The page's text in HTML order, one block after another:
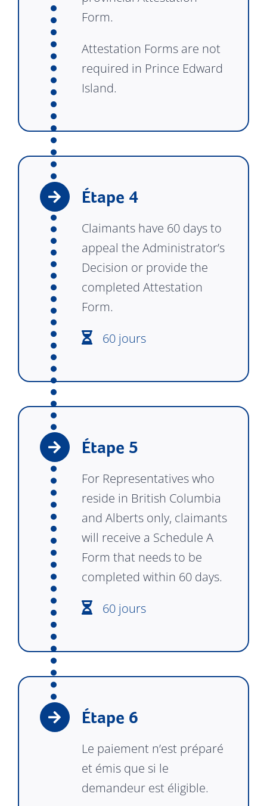
Form.
Attestation Forms are not
required in Prince Edward
Island.
Étape 4
Claimants have 60 days to
appeal the Administrator’s
Decision or provide the
completed Attestation
Form.
60 jours
Étape 5
For Representatives who
reside in British Columbia
and Alberts only, claimants
will receive a Schedule A
Form that needs to be
completed within 60 days.
60 jours
Étape 6
Le paiement n’est préparé
et émis que si le
demandeur est éligible.